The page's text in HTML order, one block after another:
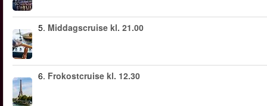
5. Middagscruise kl. 21.00
6. Frokostcruise kl. 12.30